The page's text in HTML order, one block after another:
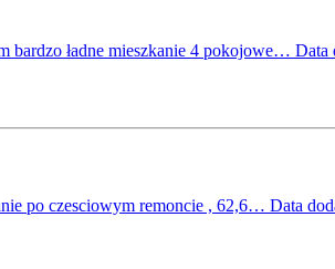
bardzo ładne mieszkanie 4 pokojowe… Data
po czesciowym remoncie , 62,6… Data